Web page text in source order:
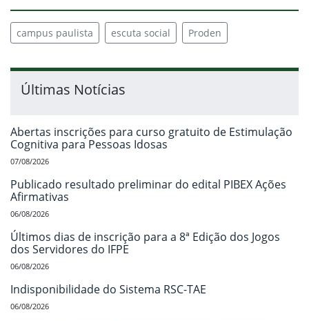
campus paulista escuta social Proden
Últimas Notícias
Abertas inscrições para curso gratuito de Estimulação
Cognitiva para Pessoas Idosas
07/08/2026
Publicado resultado preliminar do edital PIBEX Ações
Afirmativas
06/08/2026
Últimos dias de inscrição para a 8ª Edição dos Jogos
dos Servidores do IFPE
06/08/2026
Indisponibilidade do Sistema RSC-TAE
06/08/2026